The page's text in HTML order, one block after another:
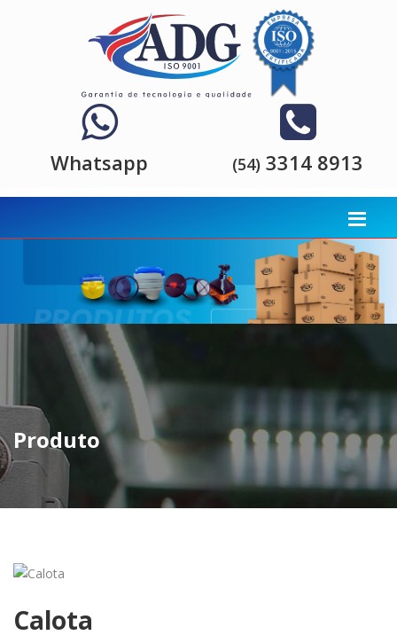
Whatsapp (54) 3314 8913
Produto
Calota